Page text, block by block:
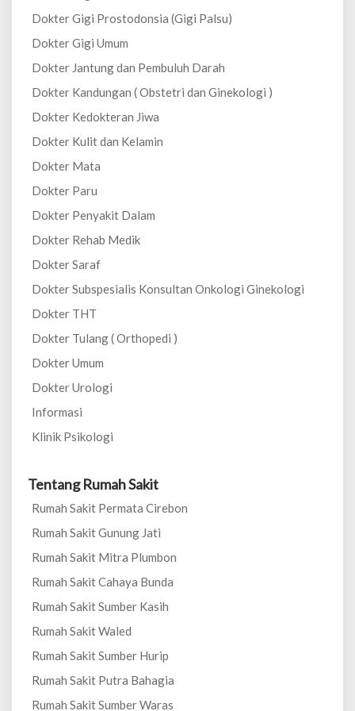
Dokter Gigi Prostodonsia (Gigi Palsu)
Dokter Gigi Umum
Dokter Jantung dan Pembuluh Darah
Dokter Kandungan ( Obstetri dan Ginekologi )
Dokter Kedokteran Jiwa
Dokter Kulit dan Kelamin
Dokter Mata
Dokter Paru
Dokter Penyakit Dalam
Dokter Rehab Medik
Dokter Saraf
Dokter Subspesialis Konsultan Onkologi Ginekologi
Dokter THT
Dokter Tulang ( Orthopedi )
Dokter Umum
Dokter Urologi
Informasi
Klinik Psikologi
Tentang Rumah Sakit
Rumah Sakit Permata Cirebon
Rumah Sakit Gunung Jati
Rumah Sakit Mitra Plumbon
Rumah Sakit Cahaya Bunda
Rumah Sakit Sumber Kasih
Rumah Sakit Waled
Rumah Sakit Sumber Hurip
Rumah Sakit Putra Bahagia
Rumah Sakit Sumber Waras